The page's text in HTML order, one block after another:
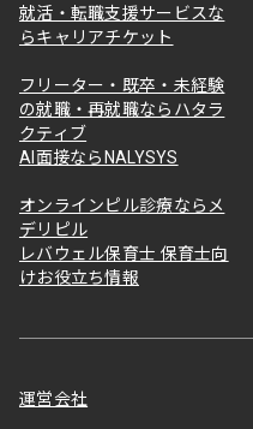
就活・転職支援サービスな
らキャリアチケット
フリーター・既卒・未経験
の就職・再就職ならハタラ
クティブ
AI面接ならNALYSYS
オンラインピル診療ならメ
デリピル
レバウェル保育士 保育士向
けお役立ち情報
運営会社